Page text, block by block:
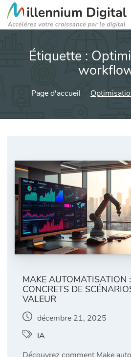
Étiquette :
Page d'accueil
MAKE AUTOMATISATION
CONCRETS DE
VALEUR
décembre 21, 2025
IA